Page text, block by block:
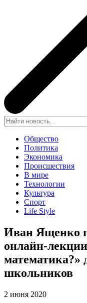
Общество
Политика
Экономика
Происшествия
В мире
Технологии
Культура
Спорт
Life Style
Иван Ященко
онлайн-
математика?»
школьников
2 июня 2020